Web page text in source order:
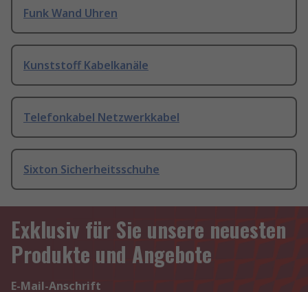
Funk Wand Uhren
Kunststoff Kabelkanäle
Telefonkabel Netzwerkkabel
Sixton Sicherheitsschuhe
Exklusiv für Sie unsere neuesten
Produkte und Angebote
E-Mail-Anschrift